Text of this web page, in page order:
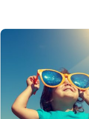
UV Endeksi ne anlama